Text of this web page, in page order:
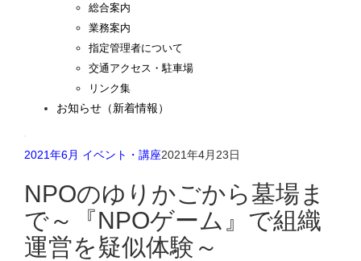
総合案内
業務案内
指定管理者について
交通アクセス・駐車場
リンク集
お知らせ（新着情報）
2021年6月 イベント・講座2021年4月23日
NPOのゆりかごから墓場ま
で～『NPOゲーム』で組織
運営を疑似体験～